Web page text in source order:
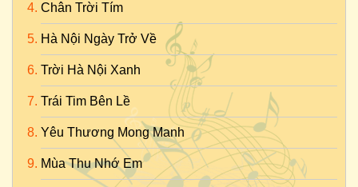
Chân Trời Tím
Hà Nội Ngày Trở Về
Trời Hà Nội Xanh
Trái Tim Bên Lề
Yêu Thương Mong Manh
Mùa Thu Nhớ Em